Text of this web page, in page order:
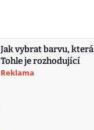
Jak vybrat barvu,
Tohle je rozhodující
Reklama